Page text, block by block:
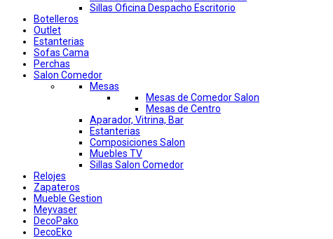
Sillas Oficina Despacho Escritorio
Botelleros
Outlet
Estanterias
Sofas Cama
Perchas
Salon Comedor
Mesas
Mesas de Comedor Salon
Mesas de Centro
Aparador, Vitrina, Bar
Estanterias
Composiciones Salon
Muebles TV
Sillas Salon Comedor
Relojes
Zapateros
Mueble Gestion
Meyvaser
DecoPako
DecoEko